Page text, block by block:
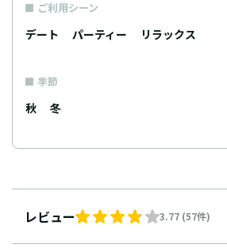
ご利用シーン
デート パーティー リラックス
季節
秋 冬
レビュー 3.77 (57件)